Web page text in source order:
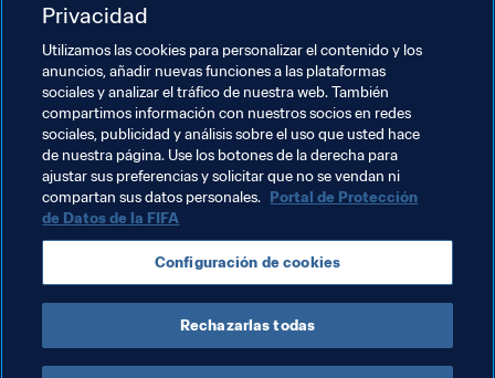
Temas relacionados
Football Unites the World Presidente de la FIFA
Organización Organización Korea Republic
AFC
Privacidad
Utilizamos las cookies para personalizar el contenido y los
anuncios, añadir nuevas funciones a las plataformas
sociales y analizar el tráfico de nuestra web. También
compartimos información con nuestros socios en redes
sociales, publicidad y análisis sobre el uso que usted hace
de nuestra página. Use los botones de la derecha para
ajustar sus preferencias y solicitar que no se vendan ni
compartan sus datos personales. Portal de Protección
de Datos de la FIFA
Configuración de cookies
Rechazarlas todas